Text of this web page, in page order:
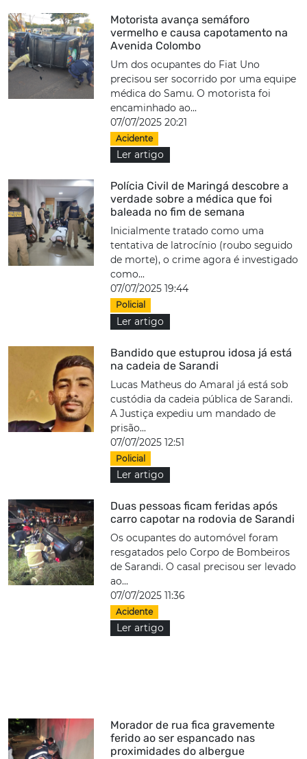
Motorista avança semáforo
vermelho e causa capotamento na
Avenida Colombo
Um dos ocupantes do Fiat Uno
precisou ser socorrido por uma equipe
médica do Samu. O motorista foi
encaminhado ao...
07/07/2025 20:21
Acidente
Ler artigo
Polícia Civil de Maringá descobre a
verdade sobre a médica que foi
baleada no fim de semana
Inicialmente tratado como uma
tentativa de latrocínio (roubo seguido
de morte), o crime agora é investigado
como...
07/07/2025 19:44
Policial
Ler artigo
Bandido que estuprou idosa já está
na cadeia de Sarandi
Lucas Matheus do Amaral já está sob
custódia da cadeia pública de Sarandi.
A Justiça expediu um mandado de
prisão...
07/07/2025 12:51
Policial
Ler artigo
Duas pessoas ficam feridas após
carro capotar na rodovia de Sarandi
Os ocupantes do automóvel foram
resgatados pelo Corpo de Bombeiros
de Sarandi. O casal precisou ser levado
ao...
07/07/2025 11:36
Acidente
Ler artigo
Morador de rua fica gravemente
ferido ao ser espancado nas
proximidades do albergue